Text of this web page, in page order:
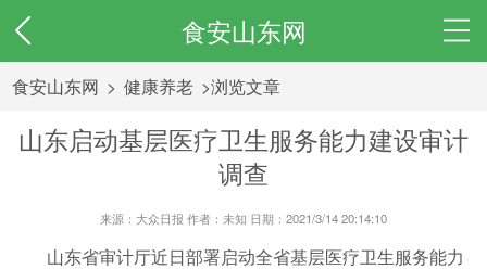
食安山东网
食安山东网 > 健康养老 >浏览文章
山东启动基层医疗卫生服务能力建设审计
调查
来源：大众日报 作者：未知 日期：2021/3/14 20:14:10
山东省审计厅近日部署启动全省基层医疗卫生服务能力